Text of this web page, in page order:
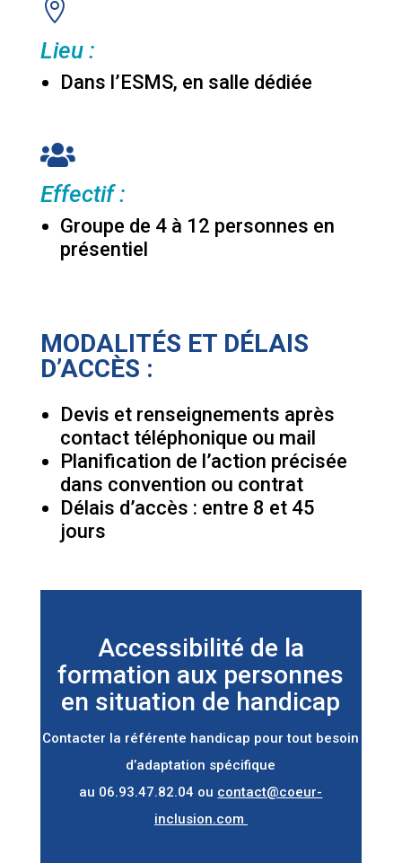

Lieu :
Dans l’ESMS, en salle dédiée

Effectif :
Groupe de 4 à 12 personnes en
présentiel
MODALITÉS ET DÉLAIS
D’ACCÈS :
Devis et renseignements après
contact téléphonique ou mail
Planification de l’action précisée
dans convention ou contrat
Délais d’accès : entre 8 et 45
jours
Accessibilité de la
formation aux personnes
en situation de handicap
Contacter la référente handicap pour tout besoin
d’adaptation spécifique
au 06.93.47.82.04 ou contact@coeur-
inclusion.com